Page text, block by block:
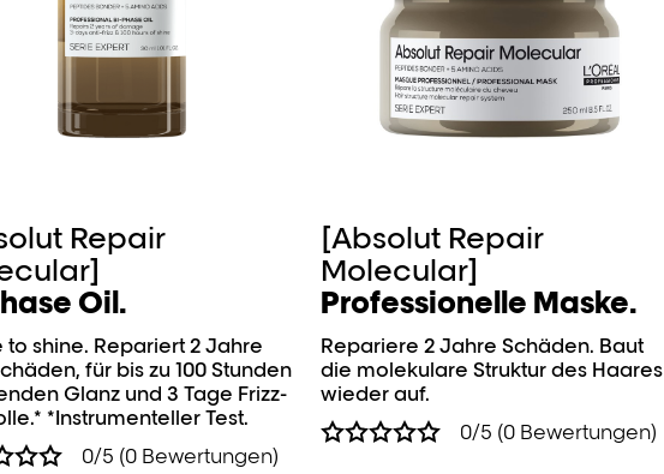
Repair
Oil.
to shine. Repariert 2 Jahre
für bis zu 100 Stunden
Glanz und 3 Tage Frizz-
*Instrumenteller Test.
0/5 (0 Bewertungen)
[Absolut Repair
Molecular]
Professionelle Maske.
Repariere 2 Jahre Schäden. Baut
die molekulare Struktur des Haares
wieder auf.
0/5 (0 Bewertungen)